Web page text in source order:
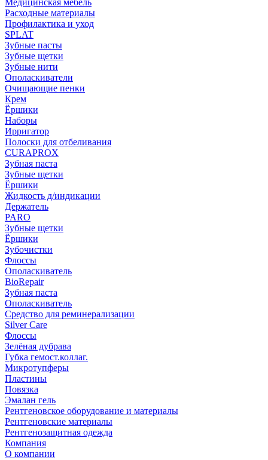
Медицинская мебель
Расходные материалы
Профилактика и уход
SPLAT
Зубные пасты
Зубные щетки
Зубные нити
Ополаскиватели
Очищающие пенки
Крем
Ёршики
Наборы
Ирригатор
Полоски для отбеливания
CURAPROX
Зубная паста
Зубные щетки
Ёршики
Жидкость д/индикации
Держатель
PARO
Зубные щетки
Ёршики
Зубочистки
Флоссы
Ополаскиватель
BioRepair
Зубная паста
Ополаскиватель
Средство для реминерализации
Silver Care
Флоссы
Зелёная дубрава
Губка гемост.коллаг.
Микротупферы
Пластины
Повязка
Эмалан гель
Рентгеновское оборудование и материалы
Рентгеновские материалы
Рентгенозащитная одежда
Компания
О компании